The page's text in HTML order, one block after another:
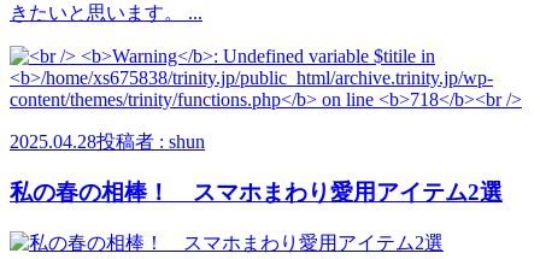
きたいと思います。 ...
2025.04.28投稿者 : shun
私の春の相棒！ スマホまわり愛用アイテム2選